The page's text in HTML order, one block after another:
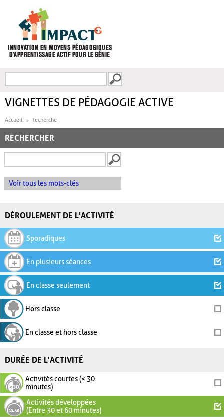
FORMULAIRE DE
VIGNETTES DE PÉDAGOGIE ACTIVE
Accueil Recherche
RECHERCHER
Voir tous les mots-clés
DÉROULEMENT DE L'ACTIVITÉ
Sporadiques
En plusieurs séances
En classe seulement
Hors classe
En classe et hors classe
DURÉE DE L'ACTIVITÉ
Activités courtes (< 30
minutes)
Activités développées
(Entre 30 et 60 minutes)